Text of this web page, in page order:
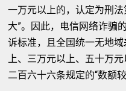
一万元以上的，认定为刑
大”。因此，电信网络诈骗
诉标准，且全国统一无地
上、三万元以上、五十万
二百六十六条规定的“数额较